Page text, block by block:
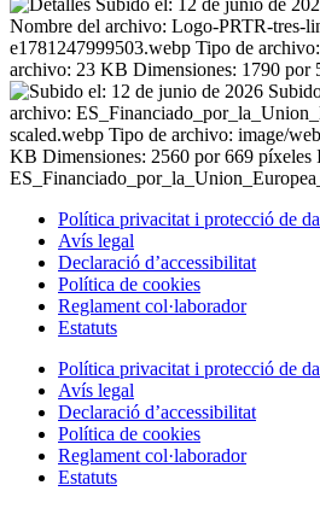
Política privacitat i protecció de
Avís legal
Declaració d’accessibilitat
Política de cookies
Reglament col·laborador
Estatuts
Política privacitat i protecció de
Avís legal
Declaració d’accessibilitat
Política de cookies
Reglament col·laborador
Estatuts